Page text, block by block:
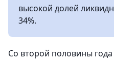
высокой долей
34%.
Со второй половины